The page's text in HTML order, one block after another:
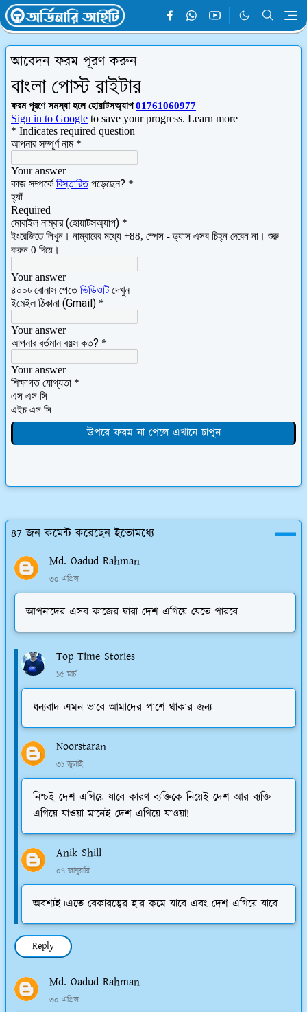
আবেদন ফরম পূরণ করুন
উপরে ফরম না পেলে এখানে চাপুন
87 জন কমেন্ট করেছেন ইতোমধ্যে
Md. Oadud Rahman
৩০ এপ্রিল
আপনাদের এসব কাজের দ্বারা দেশ এগিয়ে যেতে পারবে
Top Time Stories
১৫ মার্চ
ধন্যবাদ এমন ভাবে আমাদের পাশে থাকার জন্য
Noorstaran
৩১ জুলাই
নিশ্চই দেশ এগিয়ে যাবে কারণ ব্যক্তিকে নিয়েই দেশ আর ব্যক্তি
এগিয়ে যাওয়া মানেই দেশ এগিয়ে যাওয়া!
Anik Shill
০৭ জানুয়ারি
অবশ্যই।এতে বেকারত্বের হার কমে যাবে এবং দেশ এগিয়ে যাবে
Reply
Md. Oadud Rahman
৩০ এপ্রিল